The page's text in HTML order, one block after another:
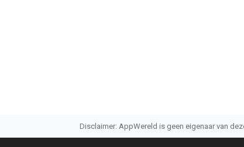
Disclaimer: AppWereld is geen eigenaar van